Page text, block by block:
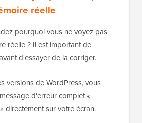
réelle
pourquoi vous ne voyez pas
réelle ? Il est important de
d'essayer de la corriger.
versions de WordPress, vous
d'erreur complet «
directement sur votre écran.